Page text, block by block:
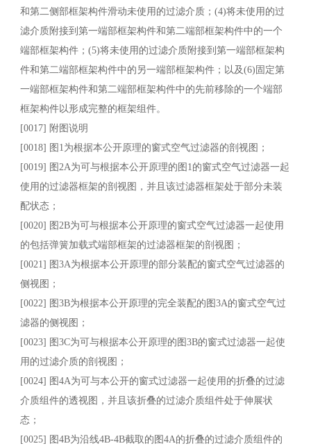
和第二侧部框架构件滑动未使用的过滤介质；(4)将未使用的过
滤介质附接到第一端部框架构件和第二端部框架构件中的一个
端部框架构件；(5)将未使用的过滤介质附接到第一端部框架构
件和第二端部框架构件中的另一端部框架构件；以及(6)固定第
一端部框架构件和第二端部框架构件中的先前移除的一个端部
框架构件以形成完整的框架组件。
[0017] 附图说明
[0018] 图1为根据本公开原理的窗式空气过滤器的剖视图；
[0019] 图2A为可与根据本公开原理的图1的窗式空气过滤器一起
使用的过滤器框架的剖视图，并且该过滤器框架处于部分未装
配状态；
[0020] 图2B为可与根据本公开原理的窗式空气过滤器一起使用
的包括弹簧加载式端部框架的过滤器框架的剖视图；
[0021] 图3A为根据本公开原理的部分装配的窗式空气过滤器的
侧视图；
[0022] 图3B为根据本公开原理的完全装配的图3A的窗式空气过
滤器的侧视图；
[0023] 图3C为可与根据本公开原理的图3B的窗式过滤器一起使
用的过滤介质的剖视图；
[0024] 图4A为可与本公开的窗式过滤器一起使用的折叠的过滤
介质组件的透视图，并且该折叠的过滤介质组件处于伸展状
态；
[0025] 图4B为沿线4B-4B截取的图4A的折叠的过滤介质组件的